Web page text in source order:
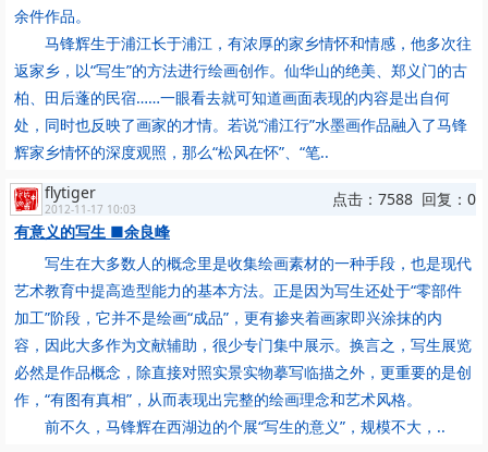
余件作品。
马锋辉生于浦江长于浦江，有浓厚的家乡情怀和情感，他多次往
返家乡，以“写生”的方法进行绘画创作。仙华山的绝美、郑义门的古
柏、田后蓬的民宿……一眼看去就可知道画面表现的内容是出自何
处，同时也反映了画家的才情。若说“浦江行”水墨画作品融入了马锋
辉家乡情怀的深度观照，那么“松风在怀”、“笔..
flytiger
2012-11-17 10:03
点击：7588 回复：0
有意义的写生 ■余良峰
写生在大多数人的概念里是收集绘画素材的一种手段，也是现代
艺术教育中提高造型能力的基本方法。正是因为写生还处于“零部件
加工”阶段，它并不是绘画“成品”，更有掺夹着画家即兴涂抹的内
容，因此大多作为文献辅助，很少专门集中展示。换言之，写生展览
必然是作品概念，除直接对照实景实物摹写临描之外，更重要的是创
作，“有图有真相”，从而表现出完整的绘画理念和艺术风格。
前不久，马锋辉在西湖边的个展“写生的意义”，规模不大，..